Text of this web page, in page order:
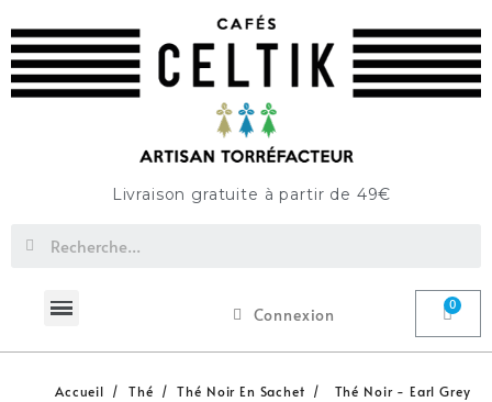
Livraison gratuite à partir de 49€
Connexion
Accueil Thé Thé Noir En Sachet
Thé Noir - Earl Grey